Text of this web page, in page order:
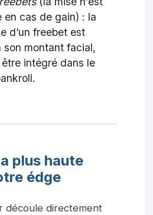
en cas de gain) : la
d’un freebet est
son montant facial,
intégré dans le
plus haute
édge
découle directement